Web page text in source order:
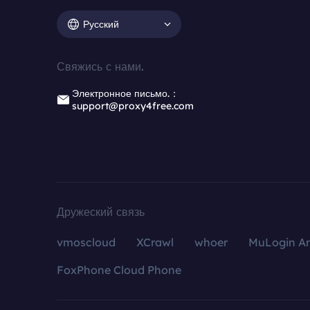
Русский
Свяжись с нами.
Электронное письмо.：
support@proxy4free.com
Дружеский связь
vmoscloud XCrawl whoer
MuLogin
FoxPhone Cloud Phone